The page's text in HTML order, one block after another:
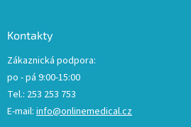
Kontakty
Zákaznická podpora:
po - pá 9:00-15:00
Tel.: 253 253 753
E-mail: info@onlinemedical.cz